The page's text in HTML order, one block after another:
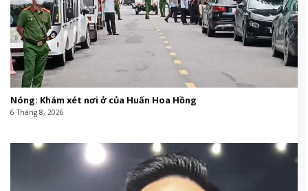
Nóng: Khám xét nơi ở của Huấn Hoa Hồng
6 Tháng 8, 2026